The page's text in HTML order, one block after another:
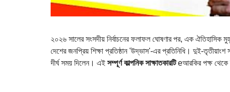
২০২৬ সালের সংসদীয় নির্বাচনের ফলাফল ঘোষণার পর, এক ঐতিহাসিক
দেশের জনপ্রিয় শিক্ষা প্রতিষ্ঠান 'উদ্ভাস'-এর প্রতিনিধি। দুই-তৃতীয়াংশ
দীর্ঘ সময় দিলেন। এই সম্পূর্ণ কাল্পনিক সাক্ষাতকারটিeআরকির পক্ষ থেকে